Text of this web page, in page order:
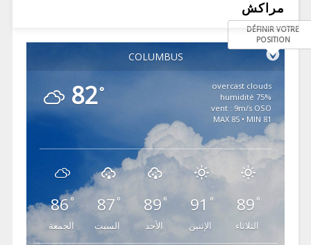
مراكش
COLUMBUS
DÉFINIR VOTRE
POSITION
82°
overcast clouds
75% humidité
vent : 9m/s OSO
MAX 85 • MIN 81
86°
الجمعة
87 °
السبت
89°
الأحد
91 °
الإثنين
89 °
الثلاثاء